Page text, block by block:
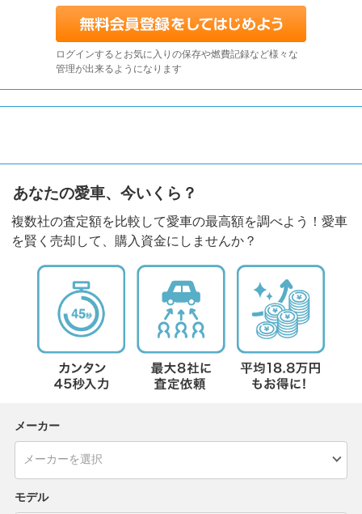
ログインするとお気に入りの保存や燃費記録など様々な
管理が出来るようになります
あなたの愛車、今いくら？
複数社の査定額を比較して愛車の最高額を調べよう！愛車
を賢く売却して、購入資金にしませんか？
メーカー
モデル